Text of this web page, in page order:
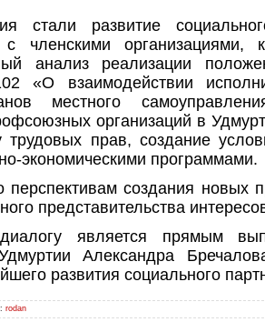
стали развитие
членскими организациями,
анализ реализации
«О взаимодействии
местного
организаций в
прав, создание
экономическими программами.
создания новых
представительства
является прямым
Александра
развития социального
: rodan